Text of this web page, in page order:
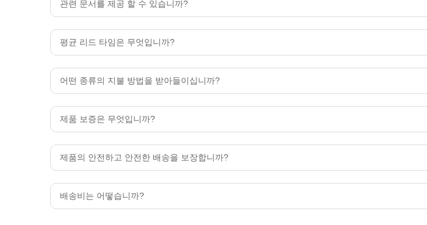
관련 문서를 제공 할 수 있습니까?
평균 리드 타임은 무엇입니까?
어떤 종류의 지불 방법을 받아들이십니까?
제품 보증은 무엇입니까?
제품의 안전하고 안전한 배송을 보장합니까?
배송비는 어떻습니까?